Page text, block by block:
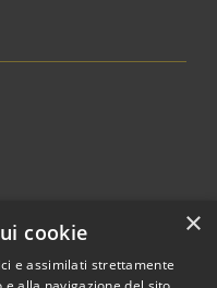
×
cookie
e assimilati strettamente